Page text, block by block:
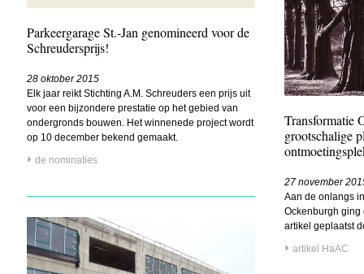
Parkeergarage St.-Jan genomineerd voor de
Schreudersprijs!
28 oktober 2015
Elk jaar reikt Stichting A.M. Schreuders een prijs uit
voor een bijzondere prestatie op het gebied van
ondergronds bouwen. Het winnenede project wordt
op 10 december bekend gemaakt.
de nominaties
Transformatie
grootschalige
27 november
Aan de onlangs
Ockenburgh ging
artikel geplaatst
artikel HaAC